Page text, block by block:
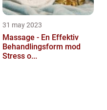
31 may 2023
Massage - En Effektiv
Behandlingsform mod
Stress o...